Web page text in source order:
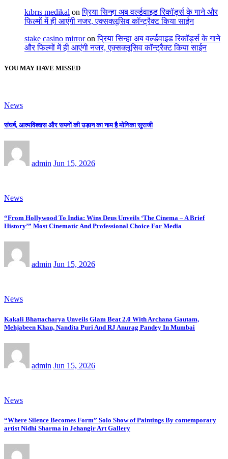
kıbrıs medikal onप्रिया सिन्हा अब वर्ल्डवाइड रिकॉर्ड्स के गाने और
फिल्मों में ही आएंगी नजर, एक्सक्लूसिव कॉन्ट्रैक्ट किया साईन
stake casino mirroronप्रिया सिन्हा अब वर्ल्डवाइड रिकॉर्ड्स के गाने
और फिल्मों में ही आएंगी नजर, एक्सक्लूसिव कॉन्ट्रैक्ट किया साईन
YOU MAY HAVE MISSED
News
संघर्ष, आत्मविश्वास और सपनों की उड़ान का नाम है मोनिका सुराजी
admin Jun 15, 2026
News
“From Hollywood To India: Wins Deus Unveils ‘The Cinema – A Brief
History’” Most Cinematic And Professional Choice For Media
admin Jun 15, 2026
News
Kakali Bhattacharya Unveils Glam Beat 2.0 With Archana Gautam,
Mehjabeen Khan, Nandita Puri And RJ Anurag Pandey In Mumbai
admin Jun 15, 2026
News
“Where Silence Becomes Form” Solo Show of Paintings By contemporary
artist Nidhi Sharma in Jehangir Art Gallery